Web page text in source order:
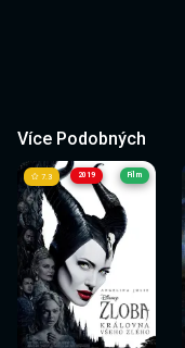
Více Podobných
2019
Sledovat
7.3 Film
Sledovat